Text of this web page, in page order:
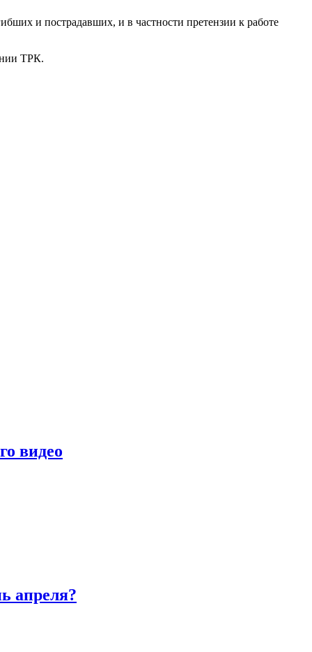
и пострадавших, и в частности претензии к работе
ТРК.
видео
апреля?